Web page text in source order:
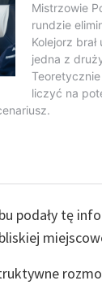
podały tę